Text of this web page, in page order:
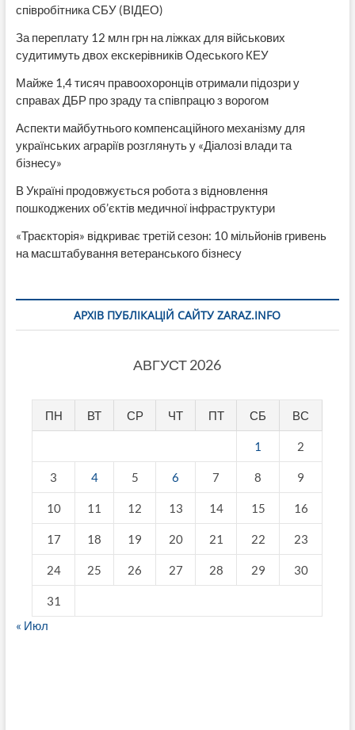
співробітника СБУ (ВІДЕО)
За переплату 12 млн грн на ліжках для військових
судитимуть двох екскерівників Одеського КЕУ
Майже 1,4 тисяч правоохоронців отримали підозри у
справах ДБР про зраду та співпрацю з ворогом
Аспекти майбутнього компенсаційного механізму для
українських аграріїв розглянуть у «Діалозі влади та
бізнесу»
В Україні продовжується робота з відновлення
пошкоджених об’єктів медичної інфраструктури
«Траєкторія» відкриває третій сезон: 10 мільйонів гривень
на масштабування ветеранського бізнесу
АРХІВ ПУБЛІКАЦІЙ САЙТУ ZARAZ.INFO
АВГУСТ 2026
ПН ВТ СР ЧТ ПТ СБ ВС
1 2
3 4 5 6 7 8 9
10 11 12 13 14 15 16
17 18 19 20 21 22 23
24 25 26 27 28 29 30
31
« Июл